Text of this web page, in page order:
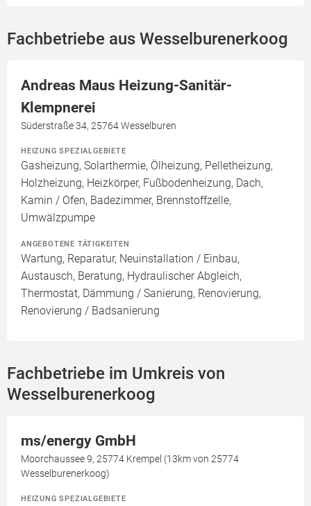
Fachbetriebe aus Wesselburenerkoog
Andreas Maus Heizung-Sanitär-
Klempnerei
Süderstraße 34, 25764 Wesselburen
HEIZUNG SPEZIALGEBIETE
Gasheizung, Solarthermie, Ölheizung, Pelletheizung,
Holzheizung, Heizkörper, Fußbodenheizung, Dach,
Kamin / Ofen, Badezimmer, Brennstoffzelle,
Umwälzpumpe
ANGEBOTENE TÄTIGKEITEN
Wartung, Reparatur, Neuinstallation / Einbau,
Austausch, Beratung, Hydraulischer Abgleich,
Thermostat, Dämmung / Sanierung, Renovierung,
Renovierung / Badsanierung
Fachbetriebe im Umkreis von
Wesselburenerkoog
ms/energy GmbH
Moorchaussee 9, 25774 Krempel (13km von 25774
Wesselburenerkoog)
HEIZUNG SPEZIALGEBIETE